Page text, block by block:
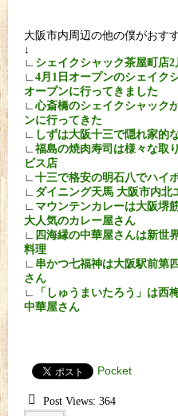
大阪市内周辺の他の僕がおす
↓
∟ シェイクシャック茶屋町店
∟4月1日オープンのシェイク
オープンに行ってきました
∟心斎橋のシェイクシャック
ンに行ってきた
∟ しずは大阪十三で隠れ家的
∟福島の焼肉寿司は様々な取
ビス店
∟十三で格安の明石八でハイ
∟ ダイニング天馬 大阪市内北
∟ マウンテンカレーは大阪堺
大人気のカレー屋さん
∟ 四海縁の中華屋さんは新世
料理
∟ 串かつ七福神は大阪駅前第
さん
∟
「しゅうまいたろう」は西
中華屋さん
Pocket
Post Views: 364